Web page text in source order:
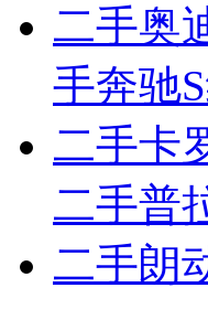
二手奥
手奔驰
二手卡
二手普
二手朗